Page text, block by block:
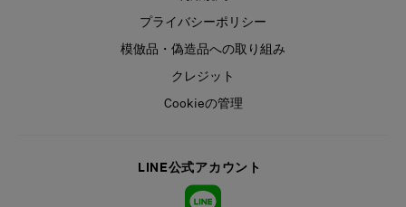
プライバシーポリシー
模倣品・偽造品への取り組み
クレジット
Cookieの管理
LINE公式アカウント